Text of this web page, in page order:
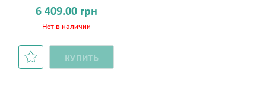
6 409.00 грн
Нет в наличии
КУПИТЬ